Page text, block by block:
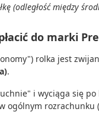
(odległość między
do marki
rolka jest
.
i wyciąga się
ogólnym rozrachunku